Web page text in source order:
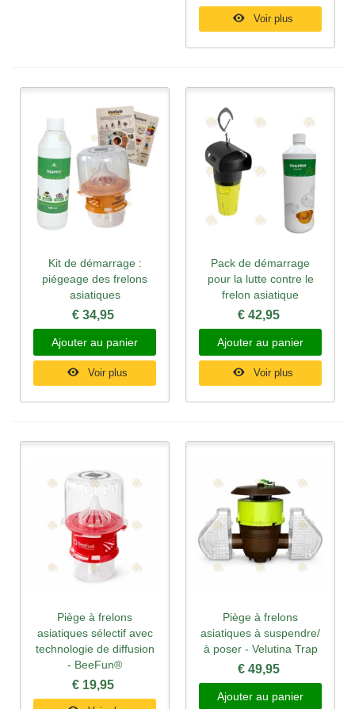
Voir plus
Kit de démarrage :
piégeage des frelons
asiatiques
€ 34,95
Ajouter au panier
Voir plus
Pack de démarrage
pour la lutte contre le
frelon asiatique
€ 42,95
Ajouter au panier
Voir plus
Piège à frelons
asiatiques sélectif avec
technologie de diffusion
- BeeFun®
€ 19,95
Piège à frelons
asiatiques à suspendre/
à poser - Velutina Trap
€ 49,95
Ajouter au panier